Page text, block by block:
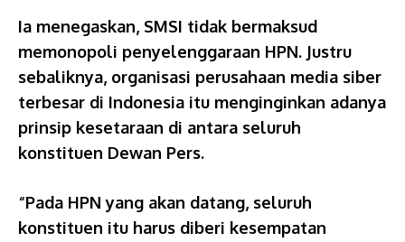
Ia menegaskan, SMSI tidak bermaksud
memonopoli penyelenggaraan HPN. Justru
sebaliknya, organisasi perusahaan media siber
terbesar di Indonesia itu menginginkan adanya
prinsip kesetaraan di antara seluruh
konstituen Dewan Pers.
“Pada HPN yang akan datang, seluruh
konstituen itu harus diberi kesempatan